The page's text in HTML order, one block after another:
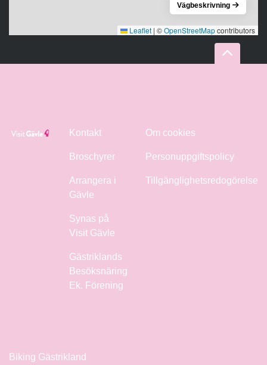
Leaflet | ©OpenStreetMapcontributors
Vägbeskrivning
Kontakt
Broschyrer
Arrangera i
Gävle
Synas på
Visit Gävle
Gästriklands
Besöksnäring
Ek. Förening
Om cookies
Personuppgiftspolicy
Tillgänglighetsredogörelse
Biking Gästrikland